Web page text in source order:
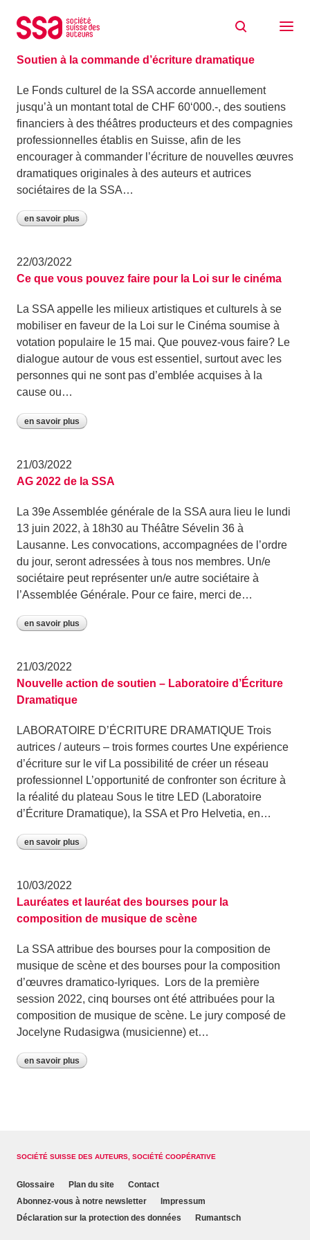
30/03/2022
Soutien à la commande d’écriture dramatique
Le Fonds culturel de la SSA accorde annuellement
jusqu’à un montant total de CHF 60‘000.-, des soutiens
financiers à des théâtres producteurs et des compagnies
professionnelles établis en Suisse, afin de les
encourager à commander l’écriture de nouvelles œuvres
dramatiques originales à des auteurs et autrices
sociétaires de la SSA…
en savoir plus
22/03/2022
Ce que vous pouvez faire pour la Loi sur le cinéma
La SSA appelle les milieux artistiques et culturels à se
mobiliser en faveur de la Loi sur le Cinéma soumise à
votation populaire le 15 mai. Que pouvez-vous faire? Le
dialogue autour de vous est essentiel, surtout avec les
personnes qui ne sont pas d’emblée acquises à la
cause ou…
en savoir plus
21/03/2022
AG 2022 de la SSA
La 39e Assemblée générale de la SSA aura lieu le lundi
13 juin 2022, à 18h30 au Théâtre Sévelin 36 à
Lausanne. Les convocations, accompagnées de l’ordre
du jour, seront adressées à tous nos membres. Un/e
sociétaire peut représenter un/e autre sociétaire à
l’Assemblée Générale. Pour ce faire, merci de…
en savoir plus
21/03/2022
Nouvelle action de soutien – Laboratoire d’Écriture
Dramatique
LABORATOIRE D’ÉCRITURE DRAMATIQUE Trois
autrices / auteurs – trois formes courtes Une expérience
d’écriture sur le vif La possibilité de créer un réseau
professionnel L’opportunité de confronter son écriture à
la réalité du plateau Sous le titre LED (Laboratoire
d’Écriture Dramatique), la SSA et Pro Helvetia, en…
en savoir plus
10/03/2022
Lauréates et lauréat des bourses pour la
composition de musique de scène
La SSA attribue des bourses pour la composition de
musique de scène et des bourses pour la composition
d’œuvres dramatico-lyriques. Lors de la première
session 2022, cinq bourses ont été attribuées pour la
composition de musique de scène. Le jury composé de
Jocelyne Rudasigwa (musicienne) et…
en savoir plus
SOCIÉTÉ SUISSE DES AUTEURS, SOCIÉTÉ COOPÉRATIVE
Glossaire Plan du site
Contact
Abonnez-vous à notre newsletter
Impressum
Déclaration sur la protection des données
Rumantsch